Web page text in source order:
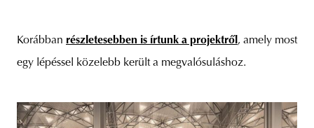
Korábban részletesebben is írtunk a projektről, amely most
egy lépéssel közelebb került a megvalósuláshoz.